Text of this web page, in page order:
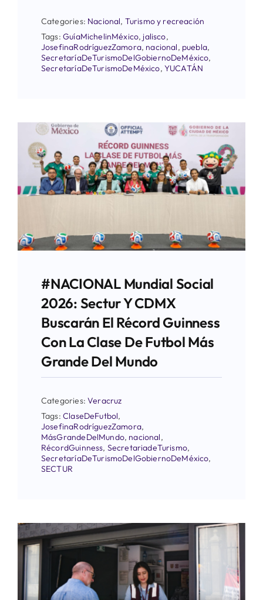
Categories: Nacional, Turismo y recreación
Tags:GuíaMichelinMéxico, jalisco,
JosefinaRodríguezZamora, nacional, puebla,
SecretaríaDeTurismoDelGobiernoDeMéxico,
SecretaríaDeTurismoDeMéxico, YUCATÁN
#NACIONAL Mundial Social
2026: Sectur Y CDMX
Buscarán El Récord Guinness
Con La Clase De Futbol Más
Grande Del Mundo
Categories:Veracruz
Tags:ClaseDeFutbol,
JosefinaRodríguezZamora,
MásGrandeDelMundo, nacional,
RécordGuinness, SecretariadeTurismo,
SecretaríaDeTurismoDelGobiernoDeMéxico,
SECTUR